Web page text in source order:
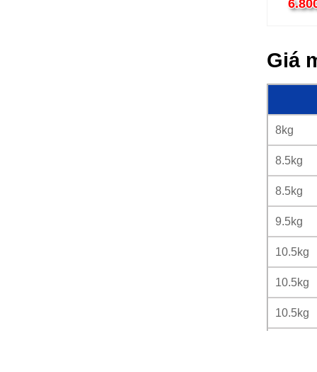
Giá
8kg
8.5kg
8.5kg
9.5kg
10.5kg
10.5kg
10.5kg